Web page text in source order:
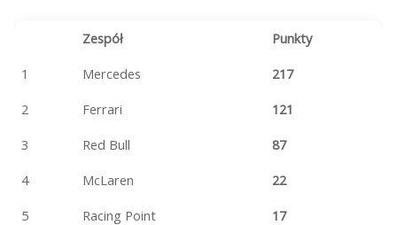
Zespół
Punkty
1
Mercedes
217
2
Ferrari
121
3
Red Bull
87
4
McLaren
22
5
Racing Point
17